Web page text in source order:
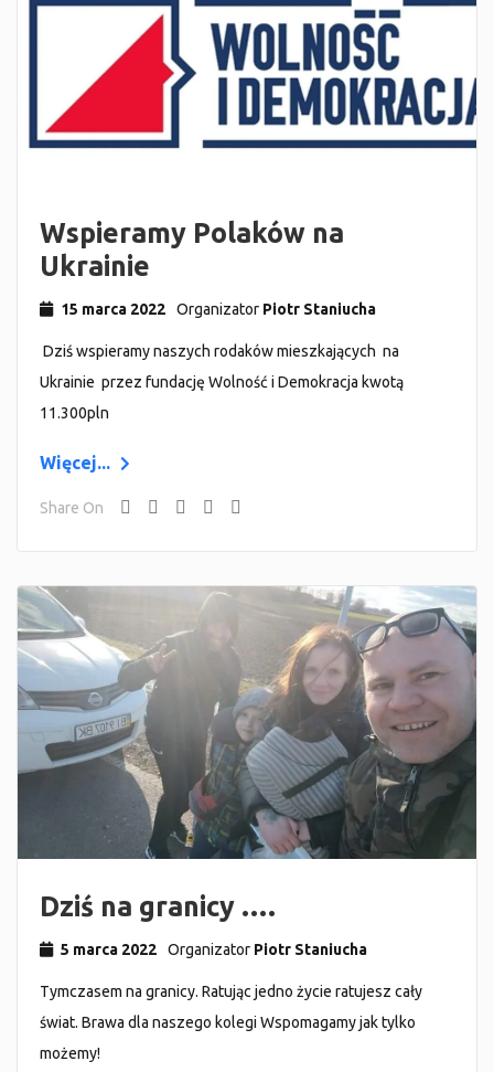
Wspieramy Polaków na
Ukrainie
15 marca 2022 Organizator Piotr Staniucha
Dziś wspieramy naszych rodaków mieszkających na
Ukrainie przez fundację Wolność i Demokracja kwotą
11.300pln
Więcej...
Share On
Dziś na granicy ….
5 marca 2022 Organizator Piotr Staniucha
Tymczasem na granicy. Ratując jedno życie ratujesz cały
świat. Brawa dla naszego kolegi Wspomagamy jak tylko
możemy!